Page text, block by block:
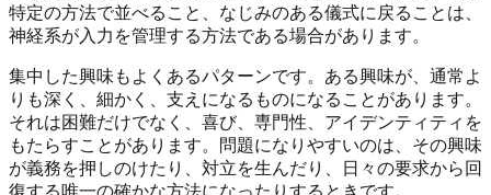
特定の方法で並べること、なじみのある儀式に戻ることは、
神経系が入力を管理する方法である場合があります。
集中した興味もよくあるパターンです。ある興味が、通常よ
りも深く、細かく、支えになるものになることがあります。
それは困難だけでなく、喜び、専門性、アイデンティティを
もたらすことがあります。問題になりやすいのは、その興味
が義務を押しのけたり、対立を生んだり、日々の要求から回
復する唯一の確かな方法になったりするときです。